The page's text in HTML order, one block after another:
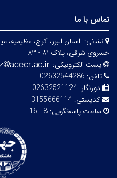
تماس با ما
نشانی: استان البرز، کرج، عظیمیه،
خسروی شرقی، پلاک ۸۱ - ۸۳
پست الکترونیکی:
تلفن: 02632544286
دورنگار: 02632521124
کدپستی: 3155666114
ساعات پاسخگویی: 8 - 16